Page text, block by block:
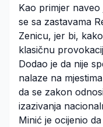
Kao primjer
se sa zastavama
Zenicu, jer bi,
klasičnu
Dodao je da nije
nalaze na
da se zakon
izazivanja
Minić je ocijenio